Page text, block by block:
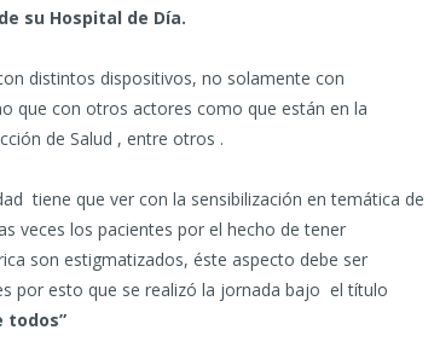
su Hospital de Día.
distintos dispositivos, no solamente con
que con otros actores como que están en la
de Salud , entre otros .
tiene que ver con la sensibilización en temática de
veces los pacientes por el hecho de tener
son estigmatizados, éste aspecto debe ser
por esto que se realizó la jornada bajo el título
todos”